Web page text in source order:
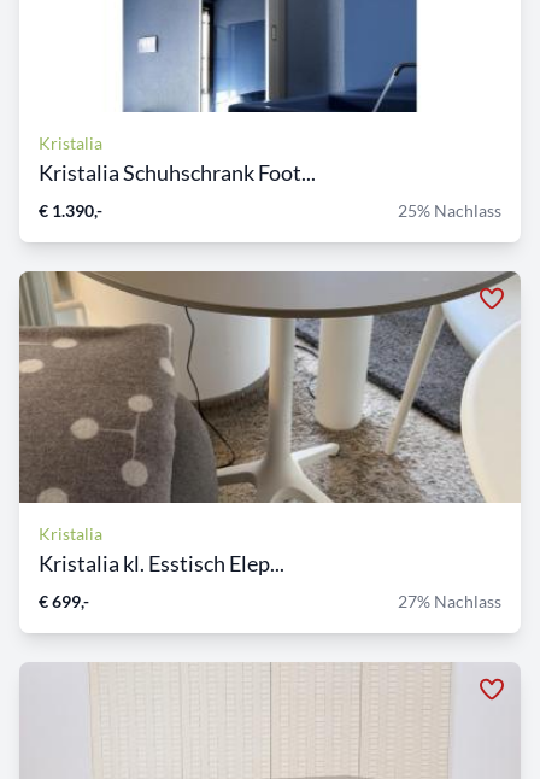
Kristalia
Kristalia Schuhschrank Foot...
€ 1.390,- 25% Nachlass
Kristalia
Kristalia kl. Esstisch Elep...
€ 699,- 27% Nachlass